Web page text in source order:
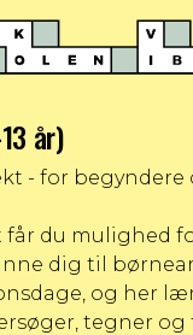
år)
- for begyndere
får du mulighed
dig til
og her
tegner og